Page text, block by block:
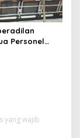
Personel
yang wajib